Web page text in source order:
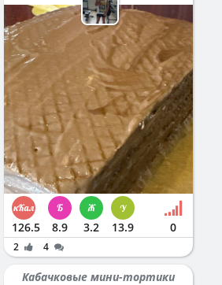
126.5 8.9 3.2 13.9 0
2 4
Кабачковые мини-тортики